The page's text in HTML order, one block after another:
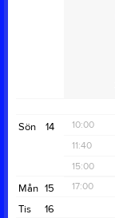
14
Sön 10:00
11:40
11:40
13:10
15:00
15
Mån 17:00
16
Tis